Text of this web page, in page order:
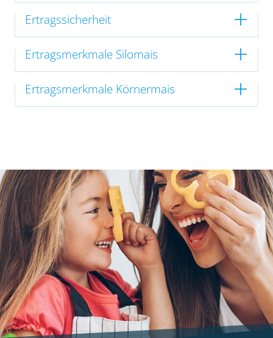
Ertragssicherheit
Ertragsmerkmale Silomais
Ertragsmerkmale Körnermais